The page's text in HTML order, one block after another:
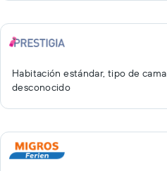
Habitación estándar, tipo de cama
desconocido